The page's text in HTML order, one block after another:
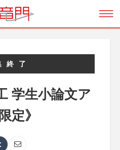
終了
学生小論文ア
定》